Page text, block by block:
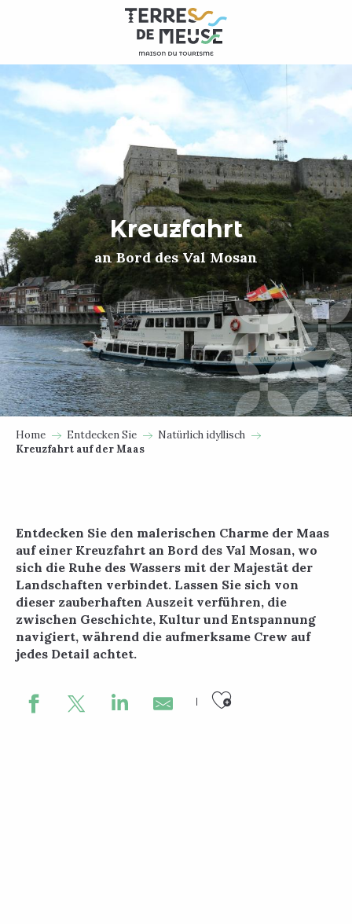
principal
Kreuzfahrt
an Bord des Val Mosan
Home Entdecken Sie
Natürlich idyllisch
Kreuzfahrt auf der Maas
Entdecken Sie den malerischen Charme der Maas
auf einer Kreuzfahrt an Bord des Val Mosan, wo
sich die Ruhe des Wassers mit der Majestät der
Landschaften verbindet. Lassen Sie sich von
dieser zauberhaften Auszeit verführen, die
zwischen Geschichte, Kultur und Entspannung
navigiert, während die aufmerksame Crew auf
jedes Detail achtet.
Ajouter